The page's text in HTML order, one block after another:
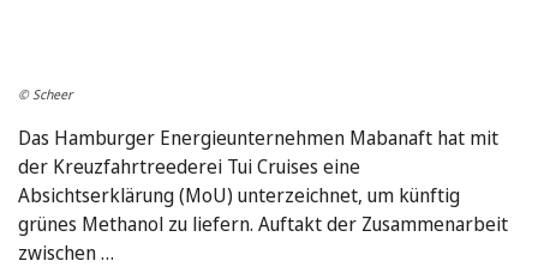
© Scheer
Das Hamburger Energieunternehmen Mabanaft hat mit
der Kreuzfahrtreederei Tui Cruises eine
Absichtserklärung (MoU) unterzeichnet, um künftig
grünes Methanol zu liefern. Auftakt der Zusammenarbeit
zwischen …